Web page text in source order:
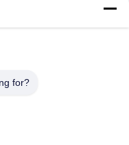
for?